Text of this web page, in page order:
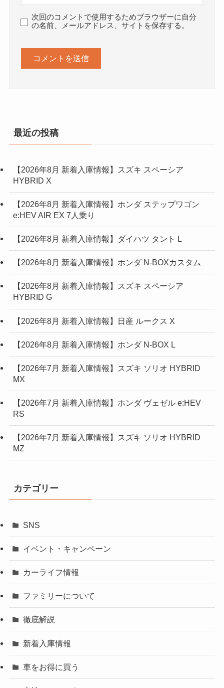
次回のコメントで使用するためブラウザーに自分
の名前、メールアドレス、サイトを保存する。
最近の投稿
【2026年8月 新着入庫情報】スズキ スペーシア
HYBRID X
【2026年8月 新着入庫情報】ホンダ ステップワゴン
e:HEV AIR EX 7人乗り
【2026年8月 新着入庫情報】ダイハツ タント L
【2026年8月 新着入庫情報】ホンダ N-BOXカスタム
【2026年8月 新着入庫情報】スズキ スペーシア
HYBRID G
【2026年8月 新着入庫情報】日産 ルークス X
【2026年8月 新着入庫情報】ホンダ N-BOX L
【2026年7月 新着入庫情報】スズキ ソリオ HYBRID
MX
【2026年7月 新着入庫情報】ホンダ ヴェゼル e:HEV
RS
【2026年7月 新着入庫情報】スズキ ソリオ HYBRID
MZ
カテゴリー
SNS
イベント・キャンペーン
カーライフ情報
ファミリーについて
徹底解説
新着入庫情報
車をお得に買う